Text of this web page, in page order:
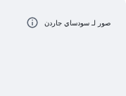
صور لـ سودساي جاردن